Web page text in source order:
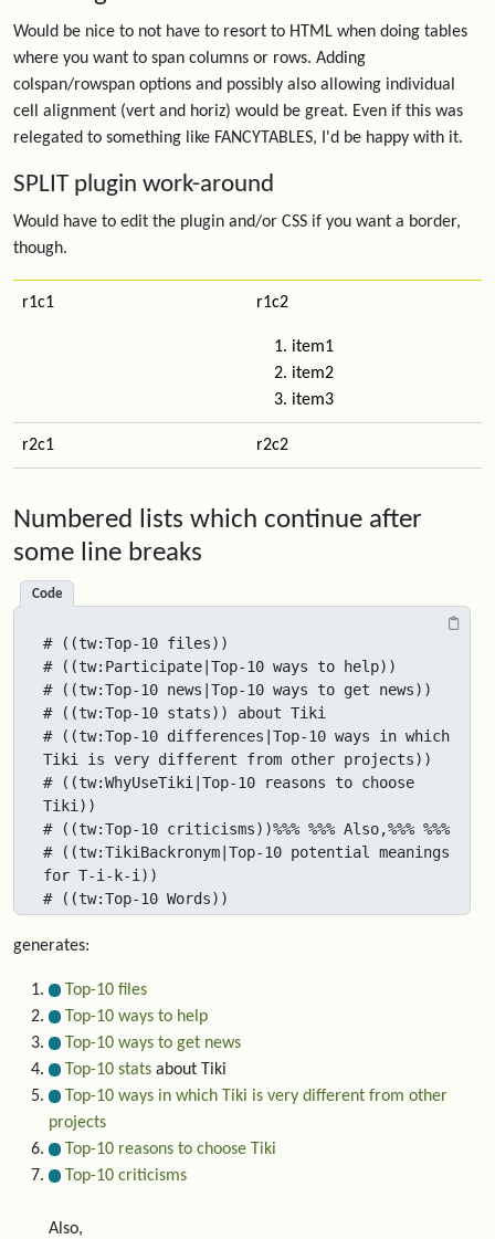
Would be nice to not have to resort to HTML when doing tables
where you want to span columns or rows. Adding
colspan/rowspan options and possibly also allowing individual
cell alignment (vert and horiz) would be great. Even if this was
relegated to something like FANCYTABLES, I'd be happy with it.
SPLIT plugin work-around
Would have to edit the plugin and/or CSS if you want a border,
though.
r1c1 r1c2
item1
item2
item3
r2c1 r2c2
Numbered lists which continue after
some line breaks
Code
# ((tw:Top-10 files))
# ((tw:Participate|Top-10 ways to help))
# ((tw:Top-10 news|Top-10 ways to get news))
# ((tw:Top-10 stats)) about Tiki
# ((tw:Top-10 differences|Top-10 ways in which
Tiki is very different from other projects))
# ((tw:WhyUseTiki|Top-10 reasons to choose
Tiki))
# ((tw:Top-10 criticisms))%%% %%% Also,%%% %%%
# ((tw:TikiBackronym|Top-10 potential meanings
for T-i-k-i))
# ((tw:Top-10 Words))
generates:
Top-10 files
Top-10 ways to help
Top-10 ways to get news
Top-10 statsabout Tiki
Top-10 ways in which Tiki is very different from other
projects
Top-10 reasons to choose Tiki
Top-10 criticisms
Also,